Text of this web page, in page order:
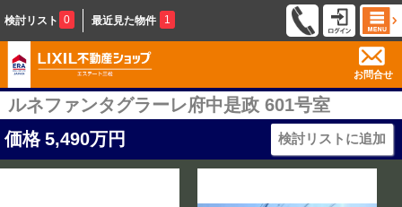
検討リスト 0 最近見た物件 1
お問合せ
ルネファンタグラーレ府中是政 601号室
価格 5,490万円 検討リストに追加